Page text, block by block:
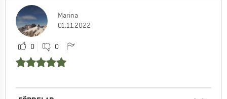
Marina
01.11.2022
0 0